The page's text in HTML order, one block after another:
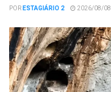
PORESTAGIÁRIO 2 2026/08/08